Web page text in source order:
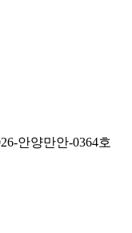
안양만안-0364호